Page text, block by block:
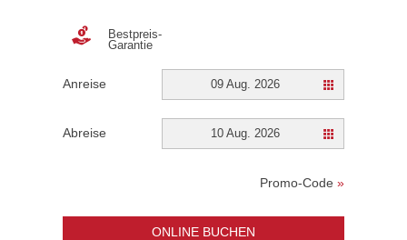
Bestpreis-
Garantie
Anreise 09 Aug. 2026
Abreise 10 Aug. 2026
Promo-Code »
ONLINE BUCHEN